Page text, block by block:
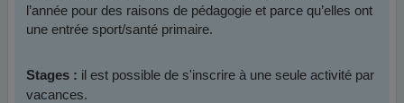
l’année pour des raisons de pédagogie et parce qu’elles ont
une entrée sport/santé primaire.
Stages : il est possible de s'inscrire à une seule activité par
vacances.